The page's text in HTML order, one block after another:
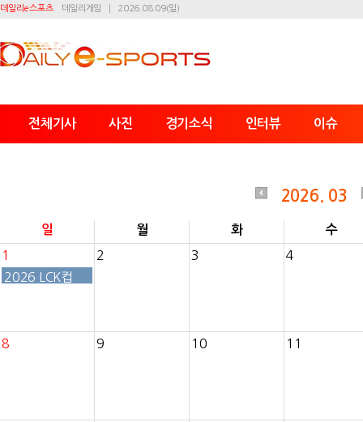
데일리e스포츠 데일리게임 2026.08.09(일)
전체기사 사진 경기소식 인터뷰 이슈
2026. 03
일 월 화 수
1
2026 LCK컵
2 3 4
8 9 10 11